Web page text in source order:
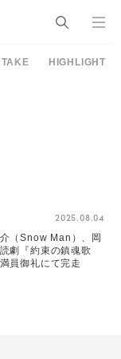
HIGHLIGHT
2025.08.04
（Snow Man）、岡
劇『約束の鎮魂歌
員御礼にて完走